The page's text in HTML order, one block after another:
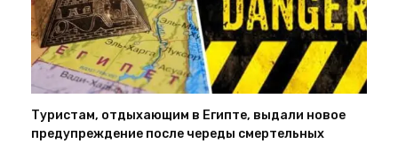
Туристам, отдыхающим в Египте, выдали новое
предупреждение после череды смертельных